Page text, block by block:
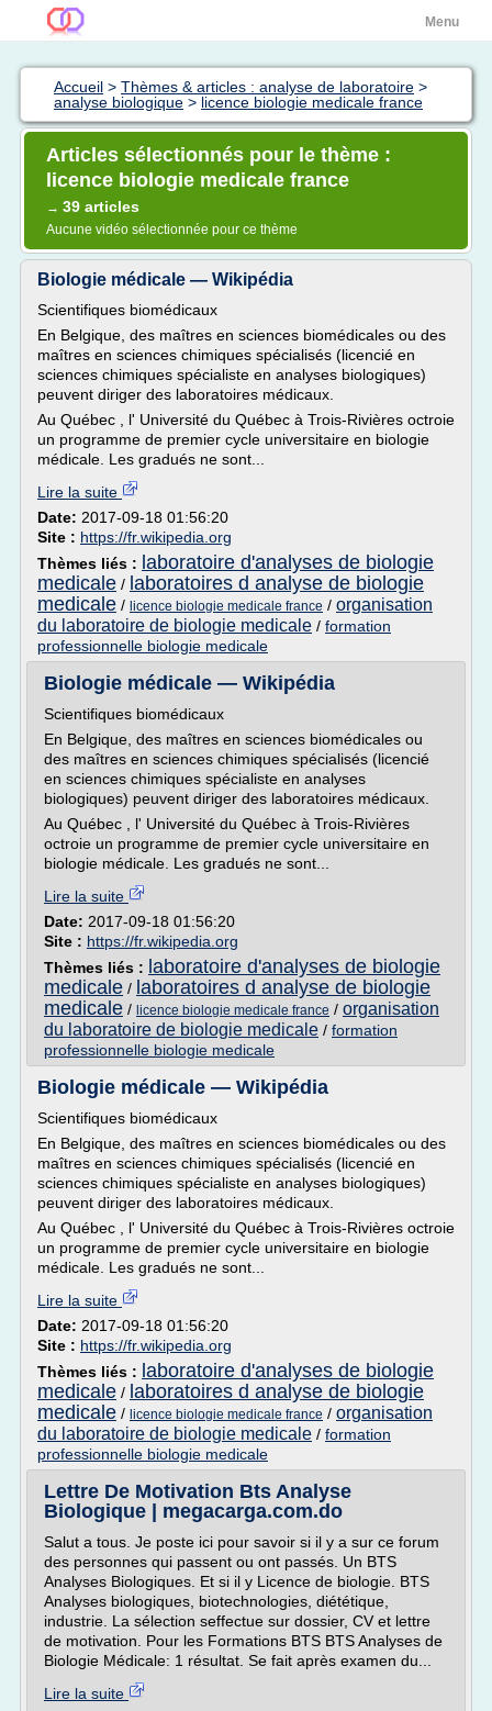
Menu
Accueil > Thèmes & articles : analyse de laboratoire >
analyse biologique > licence biologie medicale france
Articles sélectionnés pour le thème :
licence biologie medicale france
→ 39 articles
Aucune vidéo sélectionnée pour ce thème
Biologie médicale — Wikipédia
Scientifiques biomédicaux
En Belgique, des maîtres en sciences biomédicales ou des
maîtres en sciences chimiques spécialisés (licencié en
sciences chimiques spécialiste en analyses biologiques)
peuvent diriger des laboratoires médicaux.
Au Québec , l' Université du Québec à Trois-Rivières octroie
un programme de premier cycle universitaire en biologie
médicale. Les gradués ne sont...
Lire la suite
Date: 2017-09-18 01:56:20
Site : https://fr.wikipedia.org
Thèmes liés : laboratoire d'analyses de biologie
medicale / laboratoires d analyse de biologie
medicale / licence biologie medicale france / organisation
du laboratoire de biologie medicale / formation
professionnelle biologie medicale
Biologie médicale — Wikipédia
Scientifiques biomédicaux
En Belgique, des maîtres en sciences biomédicales ou
des maîtres en sciences chimiques spécialisés (licencié
en sciences chimiques spécialiste en analyses
biologiques) peuvent diriger des laboratoires médicaux.
Au Québec , l' Université du Québec à Trois-Rivières
octroie un programme de premier cycle universitaire en
biologie médicale. Les gradués ne sont...
Lire la suite
Date: 2017-09-18 01:56:20
Site : https://fr.wikipedia.org
Thèmes liés : laboratoire d'analyses de biologie
medicale / laboratoires d analyse de biologie
medicale / licence biologie medicale france / organisation
du laboratoire de biologie medicale / formation
professionnelle biologie medicale
Biologie médicale — Wikipédia
Scientifiques biomédicaux
En Belgique, des maîtres en sciences biomédicales ou des
maîtres en sciences chimiques spécialisés (licencié en
sciences chimiques spécialiste en analyses biologiques)
peuvent diriger des laboratoires médicaux.
Au Québec , l' Université du Québec à Trois-Rivières octroie
un programme de premier cycle universitaire en biologie
médicale. Les gradués ne sont...
Lire la suite
Date: 2017-09-18 01:56:20
Site : https://fr.wikipedia.org
Thèmes liés : laboratoire d'analyses de biologie
medicale / laboratoires d analyse de biologie
medicale / licence biologie medicale france / organisation
du laboratoire de biologie medicale / formation
professionnelle biologie medicale
Lettre De Motivation Bts Analyse
Biologique | megacarga.com.do
Salut a tous. Je poste ici pour savoir si il y a sur ce forum
des personnes qui passent ou ont passés. Un BTS
Analyses Biologiques. Et si il y Licence de biologie. BTS
Analyses biologiques, biotechnologies, diététique,
industrie. La sélection seffectue sur dossier, CV et lettre
de motivation. Pour les Formations BTS BTS Analyses de
Biologie Médicale: 1 résultat. Se fait après examen du...
Lire la suite